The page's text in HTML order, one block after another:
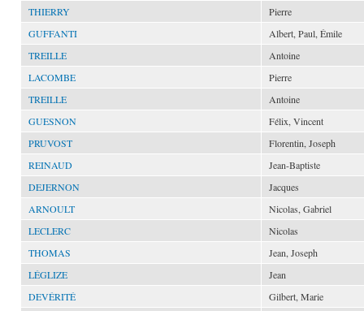
THIERRY
Pierre
GUFFANTI
Albert, Paul, Émile
TREILLE
Antoine
LACOMBE
Pierre
TREILLE
Antoine
GUESNON
Félix, Vincent
PRUVOST
Florentin, Joseph
REINAUD
Jean-Baptiste
DEJERNON
Jacques
ARNOULT
Nicolas, Gabriel
LECLERC
Nicolas
THOMAS
Jean, Joseph
LÉGLIZE
Jean
DEVÉRITÉ
Gilbert, Marie